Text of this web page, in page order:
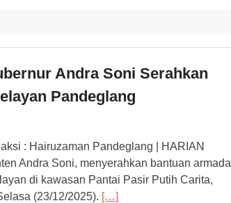
Andra Soni Serahkan
Pandeglang
: Hairuzaman Pandeglang | HARIAN
Andra Soni, menyerahkan bantuan armada
di kawasan Pantai Pasir Putih Carita,
(23/12/2025). […]